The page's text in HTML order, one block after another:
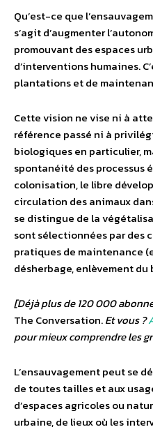
Qu’est-ce que
s’agit d’augmenter
promouvant des espaces
d’interventions humaines.
plantations et de
Cette vision ne vise ni à
référence passé ni à
biologiques en particulier,
spontanéité des processus
colonisation, le libre
circulation des animaux
se distingue de la
sont sélectionnées par des
pratiques de maintenance
désherbage, enlèvement du
[Déjà plus de 120 000
The Conversation.Et vous ?
pour mieux comprendre les
L’ensauvagement peut se
de toutes tailles et aux
d’espaces agricoles ou
urbaine, de lieux où les